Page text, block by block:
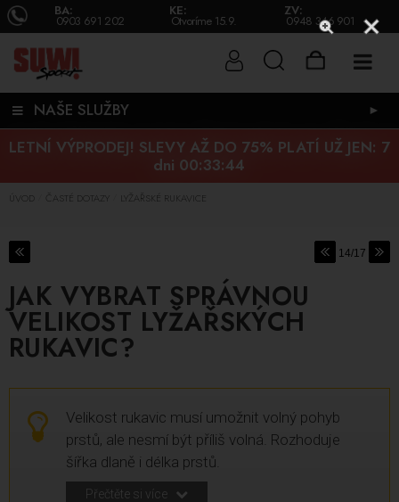
BA:
0903 691 202
KE:
Otvoríme 15.9.
ZV:
0948 346 901
NAŠE SLUŽBY ►
LETNÍ VÝPRODEJ! SLEVY AŽ DO 75% PLATÍ UŽ JEN: 7
dni 00:33:44
ÚVOD ČASTÉ DOTAZY LYŽAŘSKÉ RUKAVICE
14/17
JAK VYBRAT SPRÁVNOU
VELIKOST LYŽAŘSKÝCH
RUKAVIC?
Velikost rukavic musí umožnit volný pohyb
prstů, ale nesmí být příliš volná. Rozhoduje
šířka dlaně i délka prstů.
Přečtěte si více